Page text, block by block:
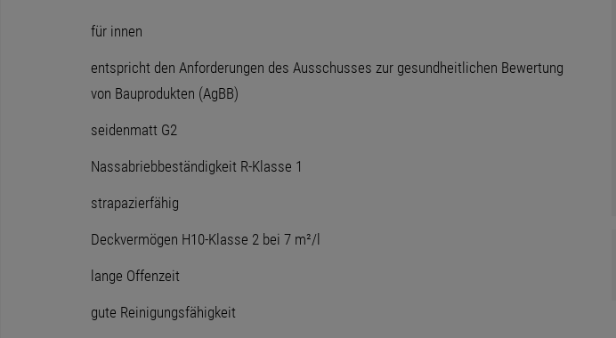
für innen
entspricht den Anforderungen des Ausschusses zur gesundheitlichen Bewertung
von Bauprodukten (AgBB)
seidenmatt G2
Nassabriebbeständigkeit R-Klasse 1
strapazierfähig
Deckvermögen H10-Klasse 2 bei 7 m²/l
lange Offenzeit
gute Reinigungsfähigkeit